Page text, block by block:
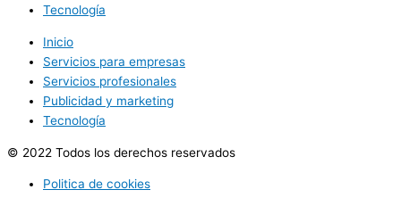
Tecnología
Inicio
Servicios para empresas
Servicios profesionales
Publicidad y marketing
Tecnología
© 2022 Todos los derechos reservados
Politica de cookies